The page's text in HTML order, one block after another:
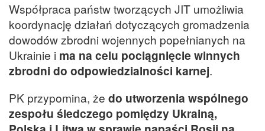
Współpraca państw tworzących JIT umożliwia
koordynację działań dotyczących gromadzenia
dowodów zbrodni wojennych popełnianych na
Ukrainie i ma na celu pociągnięcie winnych
zbrodni do odpowiedzialności karnej.
PK przypomina, że do utworzenia wspólnego
zespołu śledczego pomiędzy Ukrainą,